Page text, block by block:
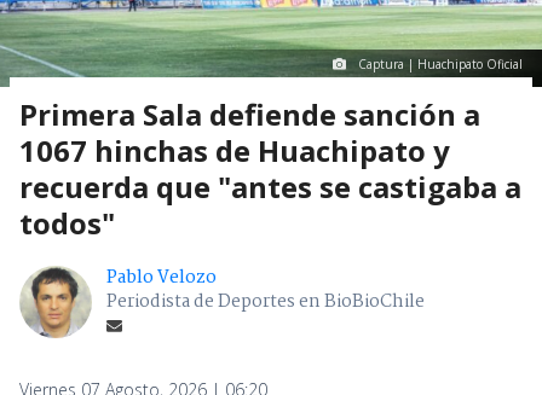
Captura | Huachipato Oficial
Primera Sala defiende sanción a
1067 hinchas de Huachipato y
recuerda que "antes se castigaba a
todos"
Pablo Velozo
Periodista de Deportes en BioBioChile
Viernes 07 Agosto, 2026 | 06:20